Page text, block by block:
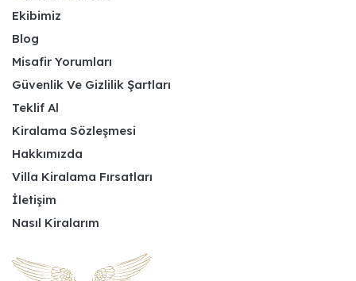
Ekibimiz
Blog
Misafir Yorumları
Güvenlik Ve Gizlilik Şartları
Teklif Al
Kiralama Sözleşmesi
Hakkımızda
Villa Kiralama Fırsatları
İletişim
Nasıl Kiralarım